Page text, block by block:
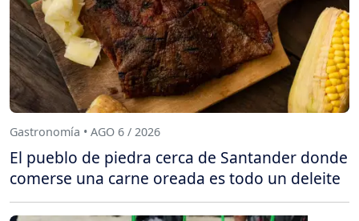
Gastronomía • AGO 6 / 2026
El pueblo de piedra cerca de Santander donde
comerse una carne oreada es todo un deleite